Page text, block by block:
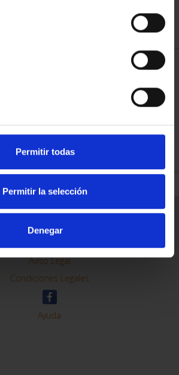
Permitir todas
Permitir la selección
Denegar
REFINE
General Information
Contacto
Aviso Legal
Condiciones Legales
Ayuda